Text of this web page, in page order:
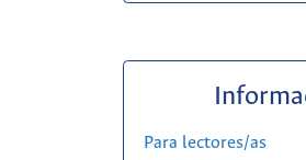
Para lectores/as